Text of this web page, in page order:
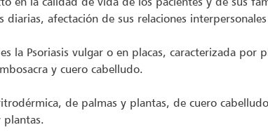
afectación de sus relaciones
la Psoriasis vulgar o en placas, caracterizada
y cuero cabelludo.
de palmas y plantas, de cuero
plantas.